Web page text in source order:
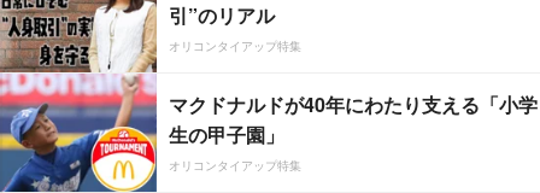
引”のリアル
オリコンタイアップ特集
マクドナルドが40年にわたり支える「小学
生の甲子園」
オリコンタイアップ特集